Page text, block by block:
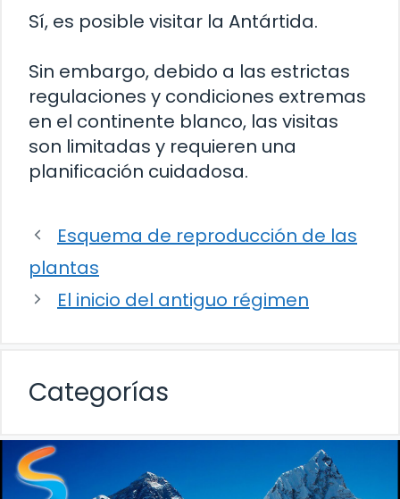
Sí, es posible visitar la Antártida.
Sin embargo, debido a las estrictas
regulaciones y condiciones extremas
en el continente blanco, las visitas
son limitadas y requieren una
planificación cuidadosa.
Esquema de reproducción de las
plantas
El inicio del antiguo régimen
Categorías